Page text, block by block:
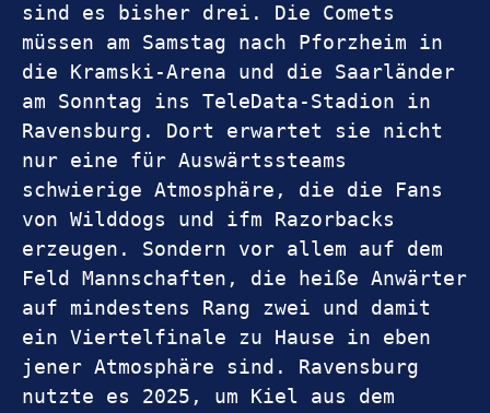
sind es bisher drei. Die Comets
müssen am Samstag nach Pforzheim in
die Kramski-Arena und die Saarländer
am Sonntag ins TeleData-Stadion in
Ravensburg. Dort erwartet sie nicht
nur eine für Auswärtssteams
schwierige Atmosphäre, die die Fans
von Wilddogs und ifm Razorbacks
erzeugen. Sondern vor allem auf dem
Feld Mannschaften, die heiße Anwärter
auf mindestens Rang zwei und damit
ein Viertelfinale zu Hause in eben
jener Atmosphäre sind. Ravensburg
nutzte es 2025, um Kiel aus dem